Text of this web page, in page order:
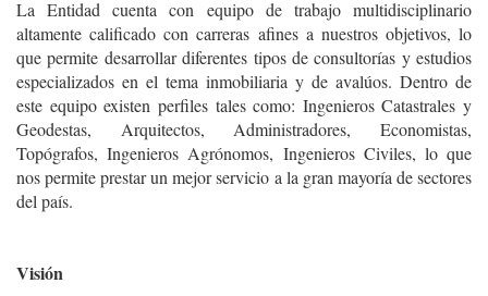
La Entidad cuenta con equipo de trabajo multidisciplinario
altamente calificado con carreras afines a nuestros objetivos, lo
que permite desarrollar diferentes tipos de consultorías y estudios
especializados en el tema inmobiliaria y de avalúos. Dentro de
este equipo existen perfiles tales como: Ingenieros Catastrales y
Geodestas, Arquitectos, Administradores, Economistas,
Topógrafos, Ingenieros Agrónomos, Ingenieros Civiles, lo que
nos permite prestar un mejor servicio a la gran mayoría de sectores
del país.
Visión